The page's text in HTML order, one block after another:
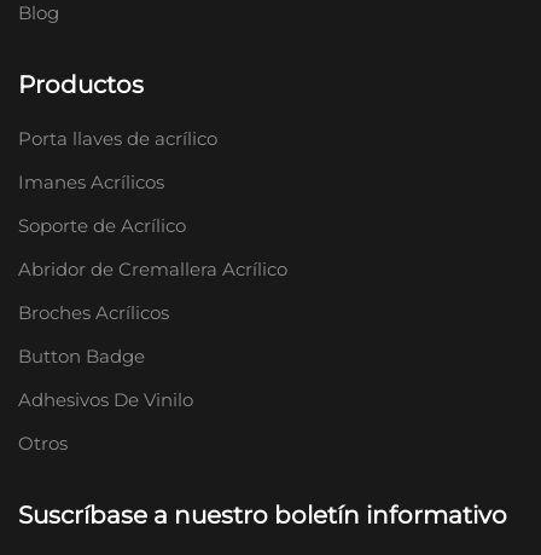
Blog
Productos
Porta llaves de acrílico
Imanes Acrílicos
Soporte de Acrílico
Abridor de Cremallera Acrílico
Broches Acrílicos
Button Badge
Adhesivos De Vinilo
Otros
Suscríbase a nuestro boletín informativo